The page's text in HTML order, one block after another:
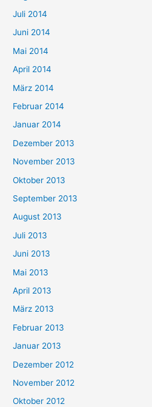
Juli 2014
Juni 2014
Mai 2014
April 2014
März 2014
Februar 2014
Januar 2014
Dezember 2013
November 2013
Oktober 2013
September 2013
August 2013
Juli 2013
Juni 2013
Mai 2013
April 2013
März 2013
Februar 2013
Januar 2013
Dezember 2012
November 2012
Oktober 2012